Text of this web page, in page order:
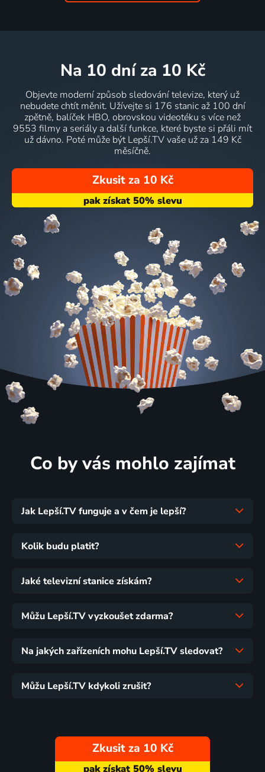
na 10 dní za 10 Kč
Objevte moderní způsob sledování televize, který už
nebudete chtít měnit. Užívejte si 176 stanic až 100 dní
zpětně, balíček HBO, obrovskou videotéku s více než
9553 filmy a seriály a další funkce, které byste si přáli mít
už dávno. Poté může být Lepší.TV vaše už za 149 Kč
měsíčně.
Zkusit za 10 Kč
Co by vás mohlo zajímat
Jak Lepší.TV funguje a v čem je lepší?
Kolik budu platit?
Jaké televizní stanice získám?
Můžu Lepší.TV vyzkoušet zdarma?
Na jakých zařízeních mohu Lepší.TV sledovat?
Můžu Lepší.TV kdykoli zrušit?
Zkusit za 10 Kč